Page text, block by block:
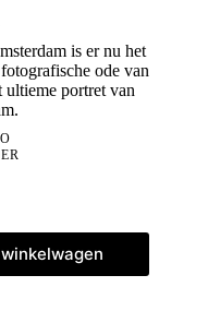
is er nu het
ode van
ultieme portret van